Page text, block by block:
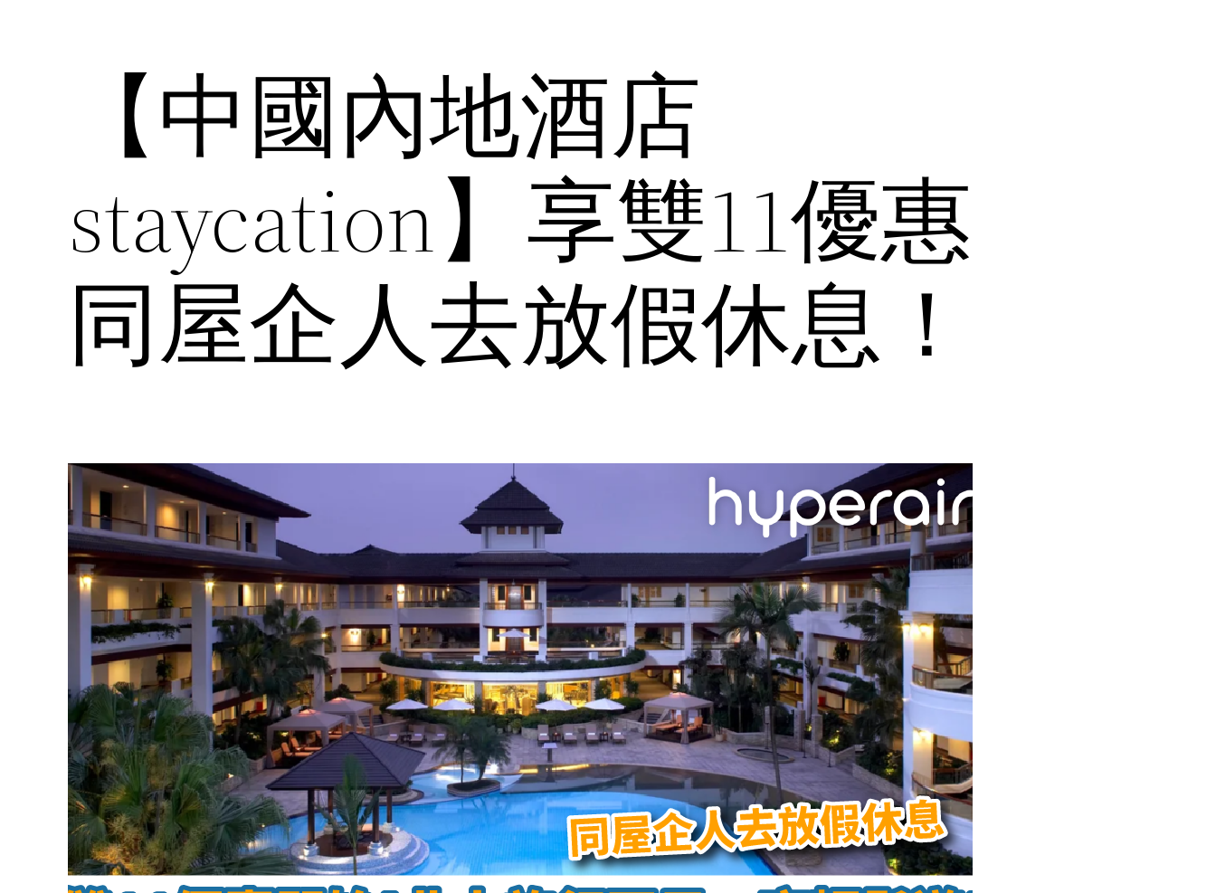
【中國內地酒店
staycation】享雙11優惠
同屋企人去放假休息！